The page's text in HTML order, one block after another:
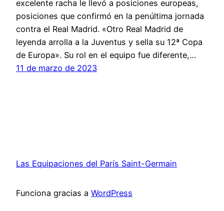
excelente racha le llevó a posiciones europeas,
posiciones que confirmó en la penúltima jornada
contra el Real Madrid. «Otro Real Madrid de
leyenda arrolla a la Juventus y sella su 12ª Copa
de Europa». Su rol en el equipo fue diferente,…
11 de marzo de 2023
Las Equipaciones del París Saint-Germain
Funciona gracias a WordPress